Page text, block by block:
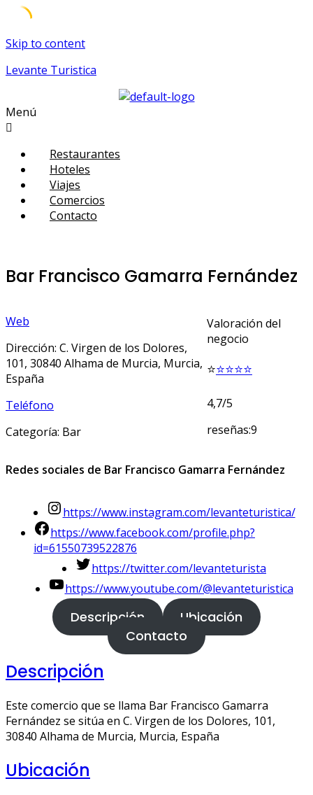
Skip to content
Levante Turistica
Menú
Restaurantes
Hoteles
Viajes
Comercios
Contacto
Bar Francisco Gamarra Fernández
Web
Dirección: C. Virgen de los Dolores,
101, 30840 Alhama de Murcia, Murcia,
España
Teléfono
Categoría: Bar
Valoración del
negocio
⭐⭐⭐⭐⭐
4,7/5
reseñas:9
Redes sociales de Bar Francisco Gamarra Fernández
https://www.instagram.com/levanteturistica/
https://www.facebook.com/profile.php?
id=61550739522876
https://twitter.com/levanteturista
https://www.youtube.com/@levanteturistica
Descripción
Ubicación
Contacto
Descripción
Este comercio que se llama Bar Francisco Gamarra
Fernández se sitúa en C. Virgen de los Dolores, 101,
30840 Alhama de Murcia, Murcia, España
Ubicación